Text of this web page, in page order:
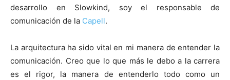
desarrollo en Slowkind, soy el responsable de
comunicación de la Capell.
La arquitectura ha sido vital en mi manera de entender la
comunicación. Creo que lo que más le debo a la carrera
es el rigor, la manera de entenderlo todo como un